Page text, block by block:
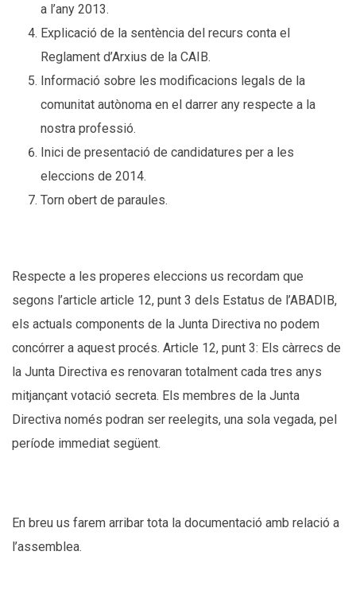
a l’any 2013.
Explicació de la sentència del recurs conta el
Reglament d’Arxius de la CAIB.
Informació sobre les modificacions legals de la
comunitat autònoma en el darrer any respecte a la
nostra professió.
Inici de presentació de candidatures per a les
eleccions de 2014.
Torn obert de paraules.
Respecte a les properes eleccions us recordam que
segons l’article article 12, punt 3 dels Estatus de l’ABADIB,
els actuals components de la Junta Directiva no podem
concórrer a aquest procés. Article 12, punt 3: Els càrrecs de
la Junta Directiva es renovaran totalment cada tres anys
mitjançant votació secreta. Els membres de la Junta
Directiva només podran ser reelegits, una sola vegada, pel
període immediat següent.
En breu us farem arribar tota la documentació amb relació a
l’assemblea.